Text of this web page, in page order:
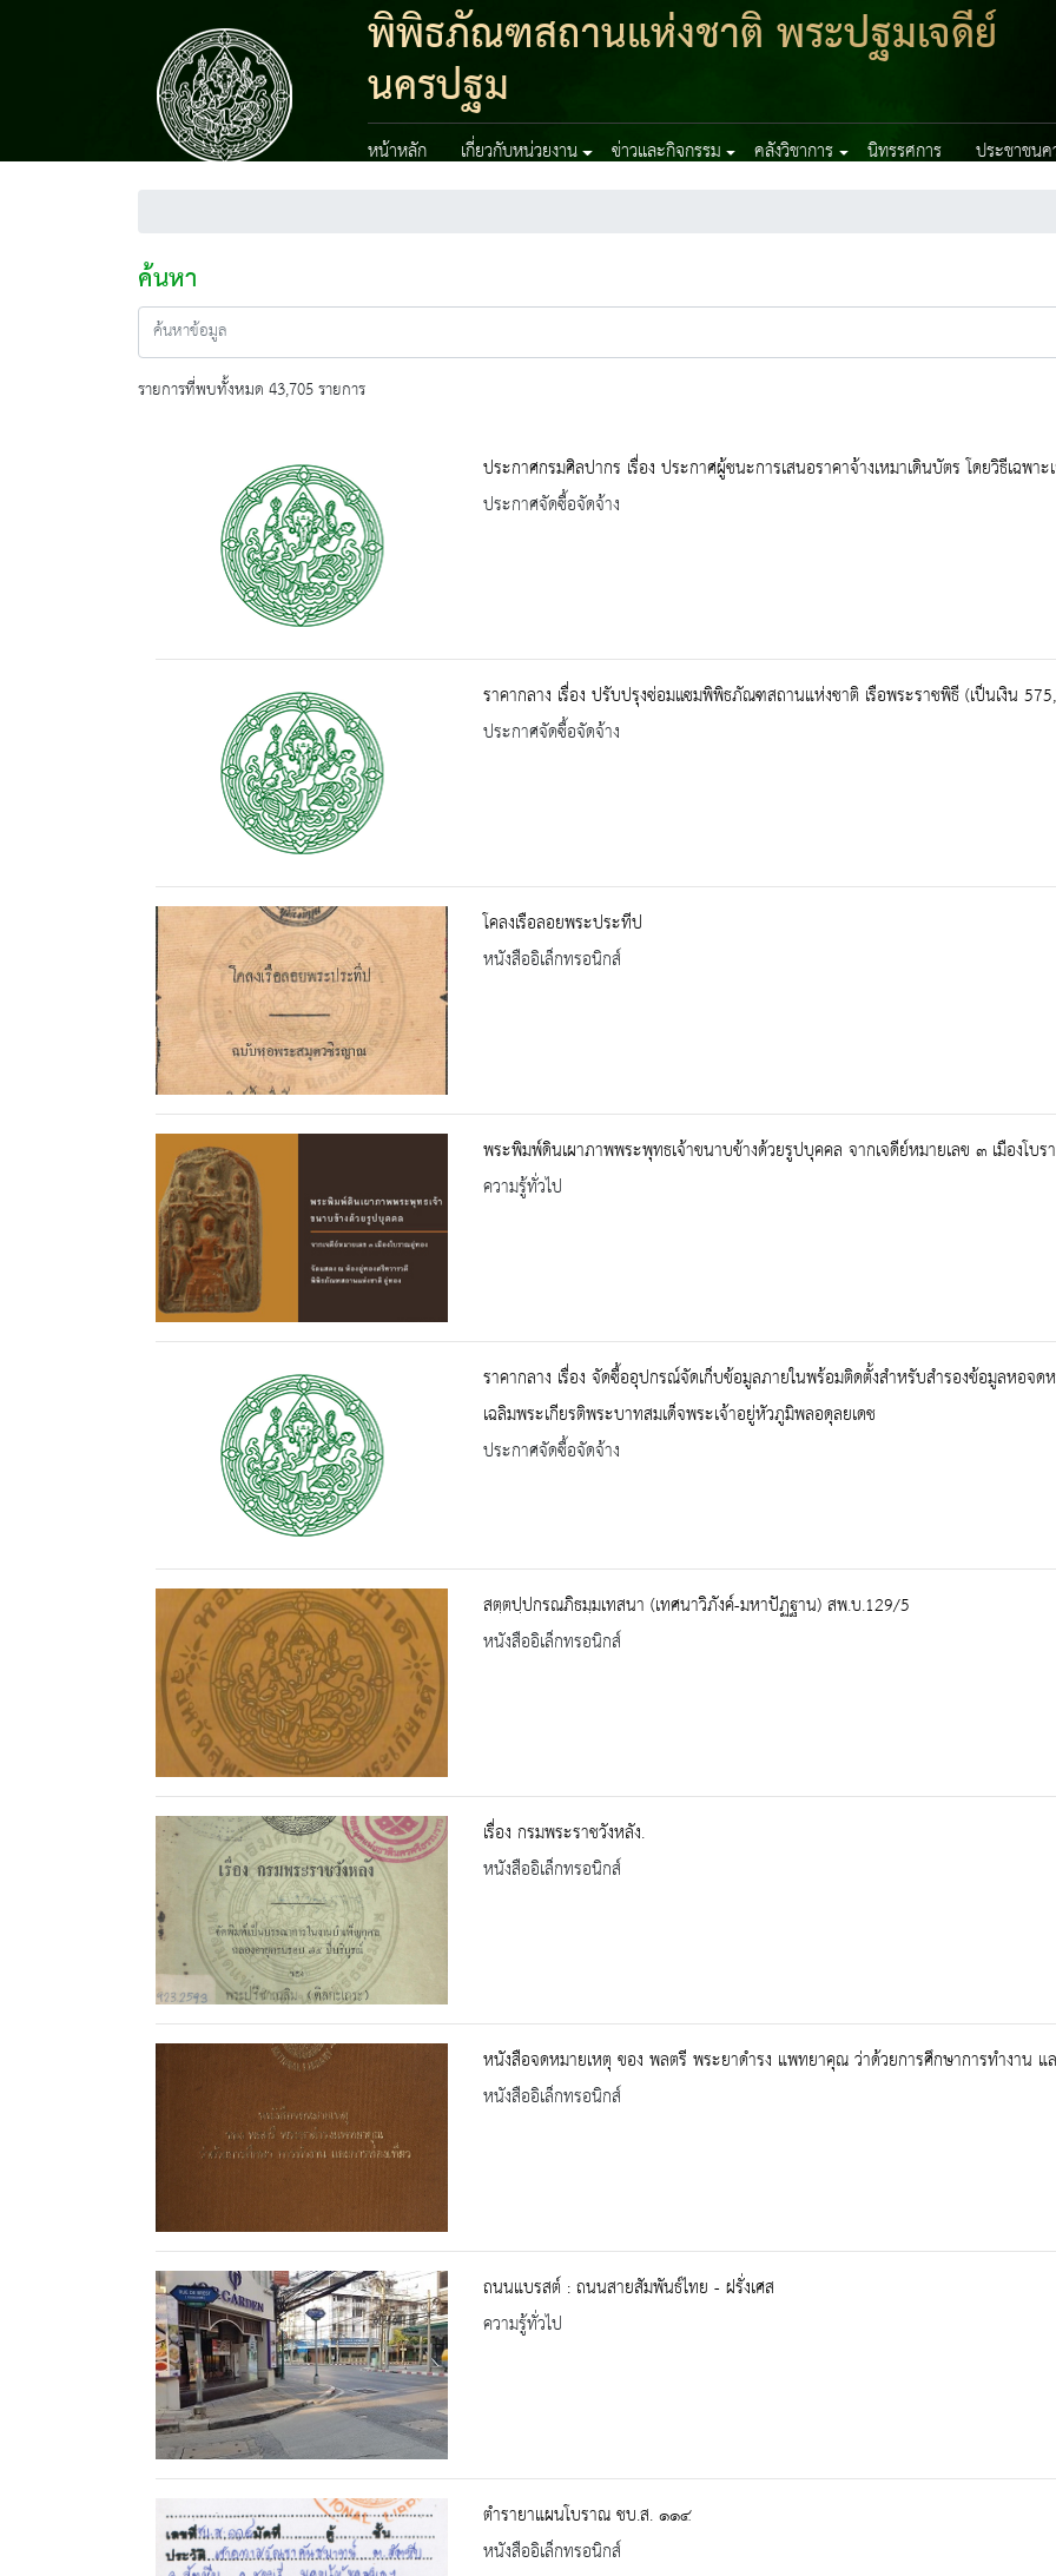
พิพิธภัณฑสถานแห่งชาติ พระปฐมเจดีย์
นครปฐม
หน้าหลัก เกี่ยวกับหน่วยงาน ข่าวและกิจกรรม คลังวิชาการ นิทรรศการ ประชาชน
ค้นหา
รายการที่พบทั้งหมด 43,705 รายการ
ประกาศกรมศิลปากร เรื่อง ประกาศผู้ชนะการเสนอราคาจ้างเหมาเดินบัตร โดยวิธีเฉพาะ
ประกาศจัดซื้อจัดจ้าง
ราคากลาง เรื่อง ปรับปรุงซ่อมแซมพิพิธภัณฑสถานแห่งชาติ เรือพระราชพิธี (เป็นเงิน
ประกาศจัดซื้อจัดจ้าง
โคลงเรือลอยพระประทีป
หนังสืออิเล็กทรอนิกส์
พระพิมพ์ดินเผาภาพพระพุทธเจ้าขนาบข้างด้วยรูปบุคคล จากเจดีย์หมายเลข ๓ เมืองโบ
ความรู้ทั่วไป
ราคากลาง เรื่อง จัดซื้ออุปกรณ์จัดเก็บข้อมูลภายในพร้อมติดตั้งสำหรับสำรองข้อมูลหอจ
เฉลิมพระเกียรติพระบาทสมเด็จพระเจ้าอยู่หัวภูมิพลอดุลยเดช
ประกาศจัดซื้อจัดจ้าง
สตฺตปฺปกรณภิธมฺมเทสนา (เทศนาวิภังค์-มหาปัฏฐาน) สพ.บ.129/5
หนังสืออิเล็กทรอนิกส์
เรื่อง กรมพระราชวังหลัง.
หนังสืออิเล็กทรอนิกส์
หนังสือจดหมายเหตุ ของ พลตรี พระยาดำรง แพทยาคุณ ว่าด้วยการศึกษาการทำงาน แ
หนังสืออิเล็กทรอนิกส์
ถนนแบรสต์ : ถนนสายสัมพันธ์ไทย - ฝรั่งเศส
ความรู้ทั่วไป
ตำรายาแผนโบราณ ชบ.ส. ๑๑๔
หนังสืออิเล็กทรอนิกส์